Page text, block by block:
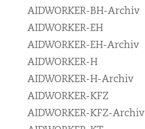
AIDWORKER-BH-Archiv
AIDWORKER-EH
AIDWORKER-EH-Archiv
AIDWORKER-H
AIDWORKER-H-Archiv
AIDWORKER-KFZ
AIDWORKER-KFZ-Archiv